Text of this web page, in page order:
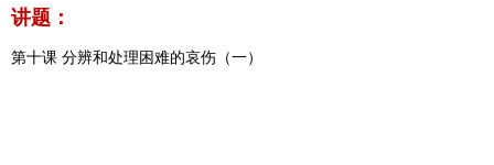
讲题：
第十课 分辨和处理困难的哀伤（一）